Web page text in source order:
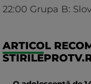
22:00 Grupa B:
ARTICOL